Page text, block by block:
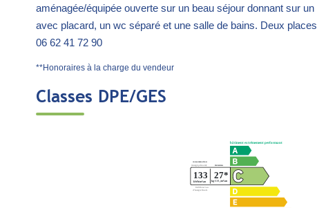
aménagée/équipée ouverte sur un beau séjour donnant sur
avec placard, un wc séparé et une salle de bains. Deux
06 62 41 72 90
**Honoraires à la charge du vendeur
Classes DPE/GES